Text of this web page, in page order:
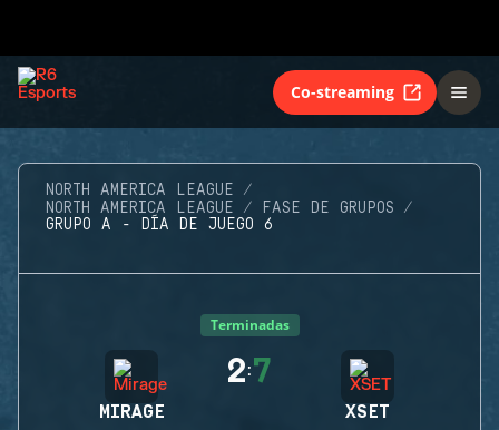
Co-streaming
NORTH AMERICA LEAGUE
NORTH AMERICA LEAGUE
FASE DE GRUPOS
GRUPO A - DÍA DE JUEGO 6
Terminadas
MIRAGE
2:7
XSET